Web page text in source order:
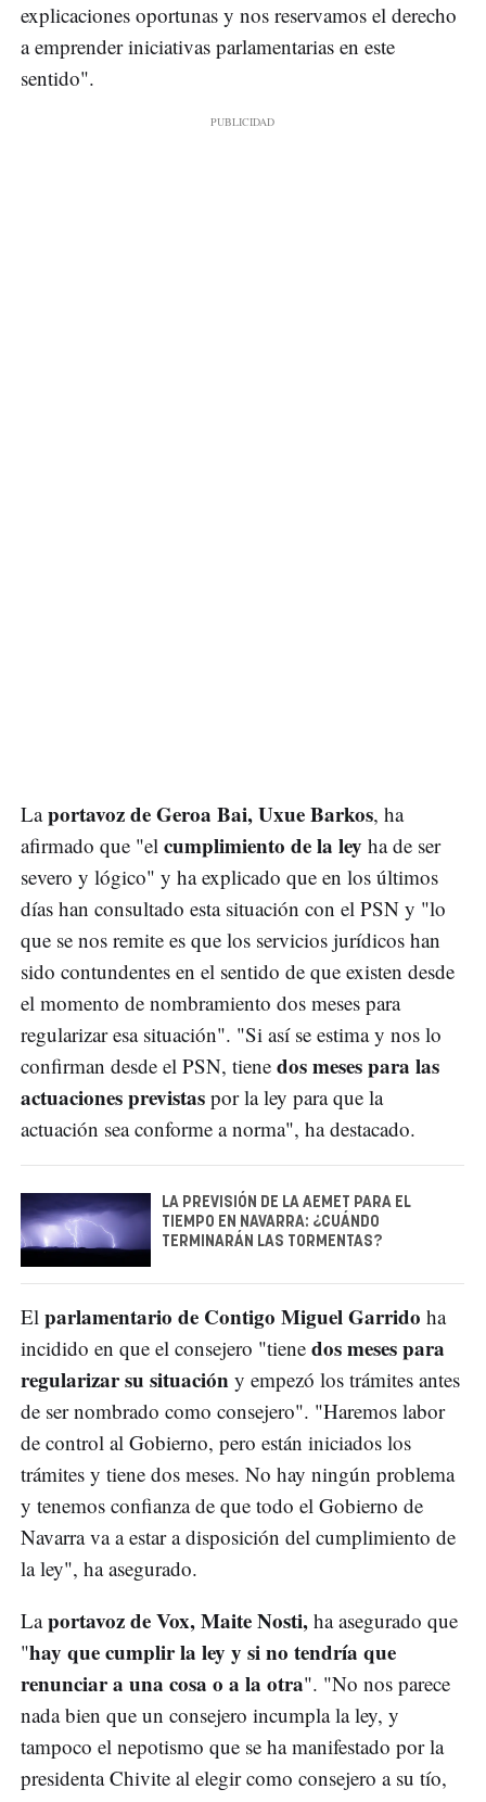
explicaciones oportunas y nos reservamos el derecho
a emprender iniciativas parlamentarias en este
sentido".
Laportavoz de Geroa Bai, Uxue Barkos, ha
afirmado que "el cumplimiento de la ley ha de ser
severo y lógico" y ha explicado que en los últimos
días han consultado esta situación con el PSN y "lo
que se nos remite es que los servicios jurídicos han
sido contundentes en el sentido de que existen desde
el momento de nombramiento dos meses para
regularizar esa situación". "Si así se estima y nos lo
confirman desde el PSN, tiene dos meses para las
actuaciones previstas por la ley para que la
actuación sea conforme a norma", ha destacado.
LA PREVISIÓN DE LA AEMET PARA EL
TIEMPO EN NAVARRA: ¿CUÁNDO
TERMINARÁN LAS TORMENTAS?
El parlamentario de Contigo Miguel Garrido ha
incidido en que el consejero "tiene dos meses para
regularizar su situación y empezó los trámites antes
de ser nombrado como consejero". "Haremos labor
de control al Gobierno, pero están iniciados los
trámites y tiene dos meses. No hay ningún problema
y tenemos confianza de que todo el Gobierno de
Navarra va a estar a disposición del cumplimiento de
la ley", ha asegurado.
Laportavoz de Vox, Maite Nosti, ha asegurado que
"hay que cumplir la ley y si no tendría que
renunciar a una cosa o a la otra". "No nos parece
nada bien que un consejero incumpla la ley, y
tampoco el nepotismo que se ha manifestado por la
presidenta Chivite al elegir como consejero a su tío,